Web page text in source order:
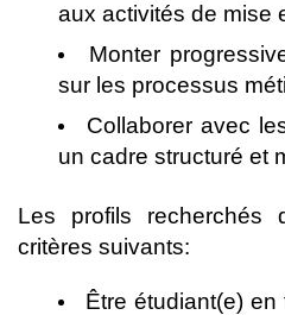
aux activités de mise
Monter
sur les processus
Collaborer avec
un cadre structuré et
Les profils recherchés
critères suivants:
Être étudiant(e) en